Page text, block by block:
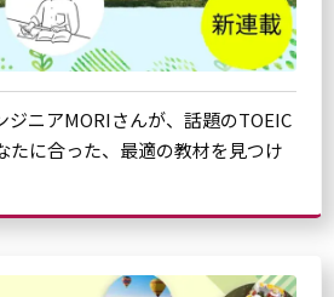
ジニアMORIさんが、話題のTOEIC
たに合った、最適の教材を見つけ